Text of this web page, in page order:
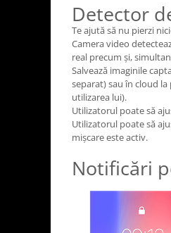
Detector
Te ajută să nu pierzi
Camera video
real precum și,
Salvează imaginile
separat) sau în cloud
utilizarea lui).
Utilizatorul poate să
Utilizatorul poate să
mișcare este activ.
Notificări